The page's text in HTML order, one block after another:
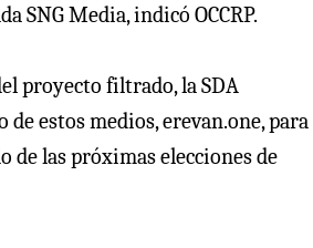
SNG Media, indicó OCCRP.
proyecto filtrado, la SDA
estos medios, erevan.one, para
las próximas elecciones de